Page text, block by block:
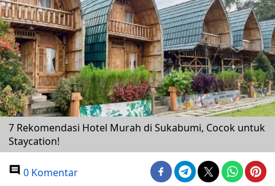
7 Rekomendasi Hotel Murah di Sukabumi, Cocok untuk
Staycation!
0 Komentar